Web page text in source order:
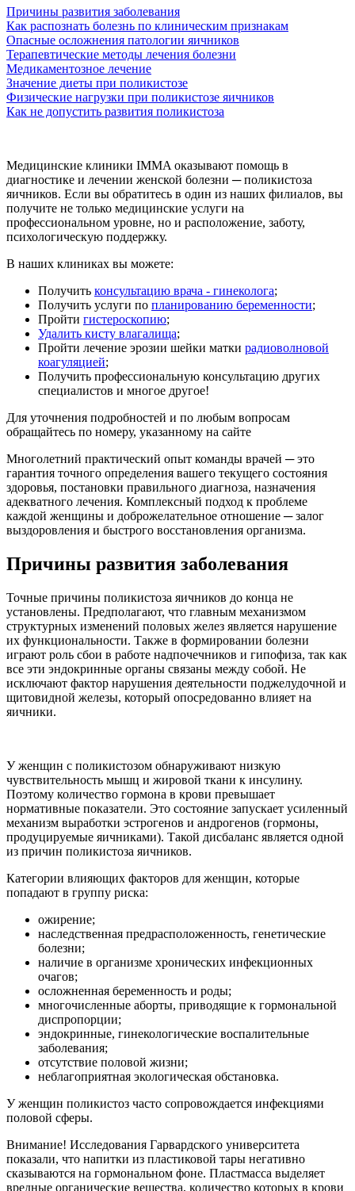
Причины развития заболевания
Как распознать болезнь по клиническим признакам
Опасные осложнения патологии яичников
Терапевтические методы лечения болезни
Медикаментозное лечение
Значение диеты при поликистозе
Физические нагрузки при поликистозе яичников
Как не допустить развития поликистоза
Медицинские клиники IMMA оказывают помощь в
диагностике и лечении женской болезни ─ поликистоза
яичников. Если вы обратитесь в один из наших филиалов, вы
получите не только медицинские услуги на
профессиональном уровне, но и расположение, заботу,
психологическую поддержку.
В наших клиниках вы можете:
Получить консультацию врача - гинеколога;
Получить услуги по планированию беременности;
Пройти гистероскопию;
Удалить кисту влагалища;
Пройти лечение эрозии шейки матки радиоволновой
коагуляцией;
Получить профессиональную консультацию других
специалистов и многое другое!
Для уточнения подробностей и по любым вопросам
обращайтесь по номеру, указанному на сайте
Многолетний практический опыт команды врачей ─ это
гарантия точного определения вашего текущего состояния
здоровья, постановки правильного диагноза, назначения
адекватного лечения. Комплексный подход к проблеме
каждой женщины и доброжелательное отношение ─ залог
выздоровления и быстрого восстановления организма.
Причины развития заболевания
Точные причины поликистоза яичников до конца не
установлены. Предполагают, что главным механизмом
структурных изменений половых желез является нарушение
их функциональности. Также в формировании болезни
играют роль сбои в работе надпочечников и гипофиза, так как
все эти эндокринные органы связаны между собой. Не
исключают фактор нарушения деятельности поджелудочной и
щитовидной железы, который опосредованно влияет на
яичники.
У женщин с поликистозом обнаруживают низкую
чувствительность мышц и жировой ткани к инсулину.
Поэтому количество гормона в крови превышает
нормативные показатели. Это состояние запускает усиленный
механизм выработки эстрогенов и андрогенов (гормоны,
продуцируемые яичниками). Такой дисбаланс является одной
из причин поликистоза яичников.
Категории влияющих факторов для женщин, которые
попадают в группу риска:
ожирение;
наследственная предрасположенность, генетические
болезни;
наличие в организме хронических инфекционных
очагов;
осложненная беременность и роды;
многочисленные аборты, приводящие к гормональной
диспропорции;
эндокринные, гинекологические воспалительные
заболевания;
отсутствие половой жизни;
неблагоприятная экологическая обстановка.
У женщин поликистоз часто сопровождается инфекциями
половой сферы.
Внимание! Исследования Гарвардского университета
показали, что напитки из пластиковой тары негативно
сказываются на гормональном фоне. Пластмасса выделяет
вредные органические вещества, количество которых в крови